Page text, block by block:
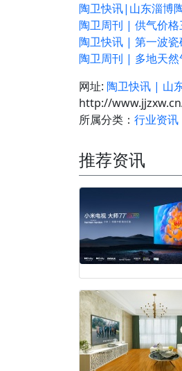
陶卫快讯|山东淄博
陶卫周刊 | 供气价
陶卫快讯 | 第一波
陶卫周刊 | 多地天
网址: 陶卫快讯 | 山
http://
所属分类： 行业资讯
推荐资讯